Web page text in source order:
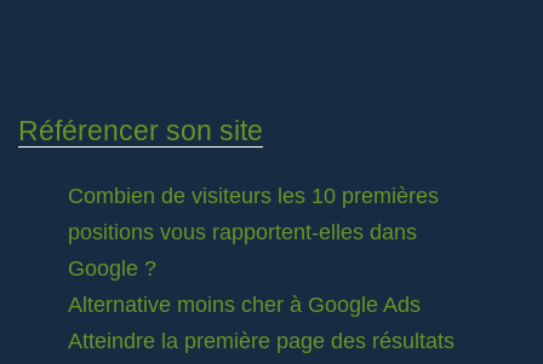
Référencer son site
Combien de visiteurs les 10 premières
positions vous rapportent-elles dans
Google ?
Alternative moins cher à Google Ads
Atteindre la première page des résultats